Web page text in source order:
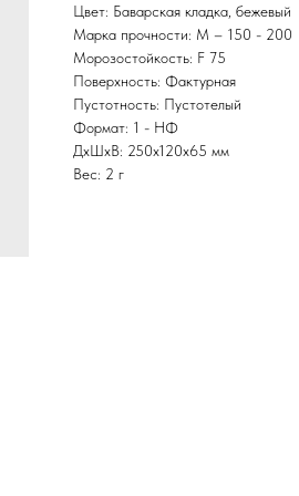
Цвет: Баварская кладка, бежевый
Марка прочности: М – 150 - 200
Морозостойкость: F 75
Поверхность: Фактурная
Пустотность: Пустотелый
Формат: 1 - НФ
ДxШxВ: 250x120x65 мм
Вес: 2 г